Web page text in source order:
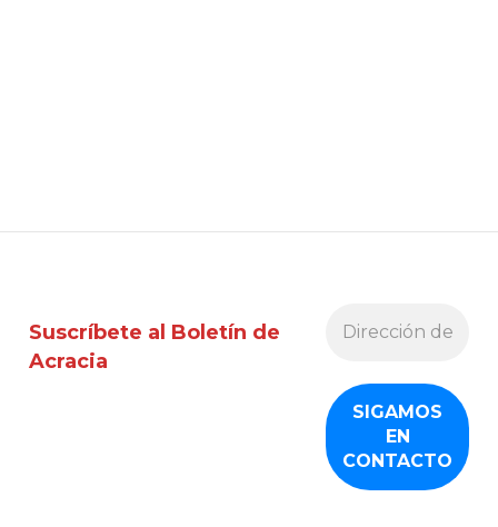
Suscríbete al Boletín de
Acracia